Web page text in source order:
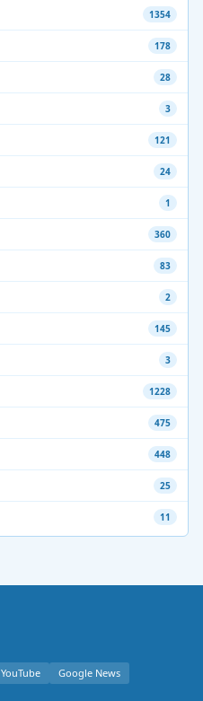
1354
178
28
3
121
24
1
360
83
2
145
3
1228
475
448
25
11
YouTube Google News